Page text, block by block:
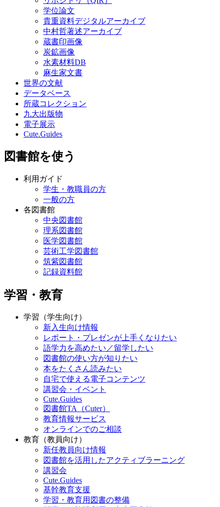
学位論文
貴重資料デジタルアーカイブ
中村哲著述アーカイブ
蔵書印画像
炭鉱画像
水素材料DB
麻生家文書
世界の文献
データベース
所蔵コレクション
九大出版物
電子展示
Cute.Guides
図書館を使う
利用ガイド
学生・教職員の方
一般の方
各図書館
中央図書館
理系図書館
医学図書館
芸術工学図書館
筑紫図書館
記録資料館
学習・教育
学習（学生向け）
新入生向け情報
レポート・プレゼンが上手くなりたい
語学力を高めたい／留学したい
図書館の使い方が知りたい
本をたくさん読みたい
自宅で使える電子コンテンツ
講習会・イベント
Cute.Guides
図書館TA（Cuter）
教育情報サービス
オンラインでのご相談
教育（教員向け）
新任教員向け情報
図書館を活用したアクティブラーニング
講習会
Cute.Guides
基幹教育支援
学習・教育用図書の整備